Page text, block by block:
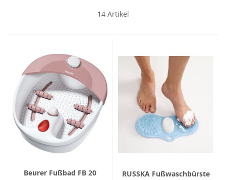
14Artikel
Beurer Fußbad FB 20
RUSSKA Fußwaschbürste